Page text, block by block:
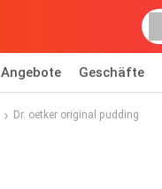
Angebote Geschäfte
Dr. oetker original pudding